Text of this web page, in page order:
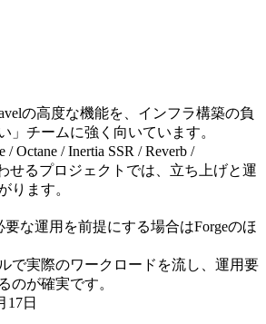
の高度な機能を、インフラ構築の負
」チームに強く向いています。
/ Octane / Inertia SSR / Reverb /
せるプロジェクトでは、立ち上げと運
ります。
な運用を前提にする場合はForgeのほ
で実際のワークロードを流し、運用要
のが確実です。
17日